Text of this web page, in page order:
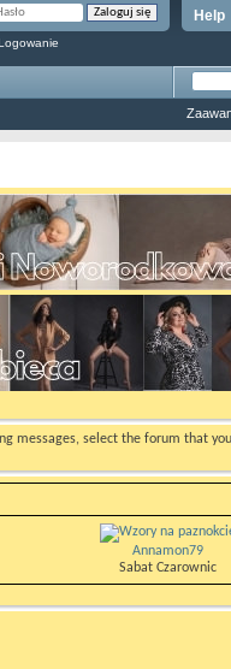
Help
messages, select the forum that
Annamon79
Sabat Czarownic